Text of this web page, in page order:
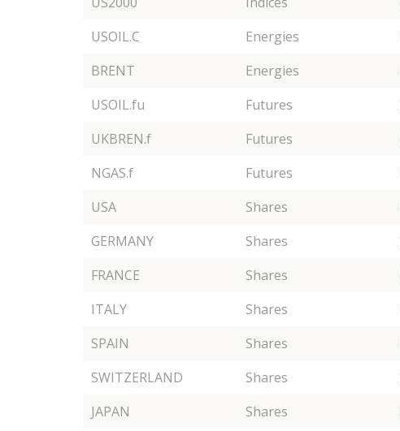
USOIL.C
Energies
BRENT
Energies
USOIL.fu
Futures
UKBREN.f
Futures
NGAS.f
Futures
USA
Shares
GERMANY
Shares
FRANCE
Shares
ITALY
Shares
SPAIN
Shares
SWITZERLAND
Shares
JAPAN
Shares